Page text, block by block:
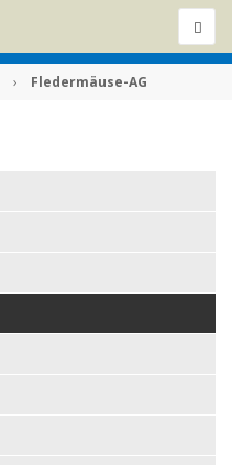
› Fledermäuse-AG